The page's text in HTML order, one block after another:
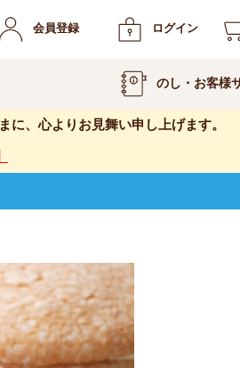
会員登録 ログイン
のし・お客様
に、心よりお見舞い申し上げます。